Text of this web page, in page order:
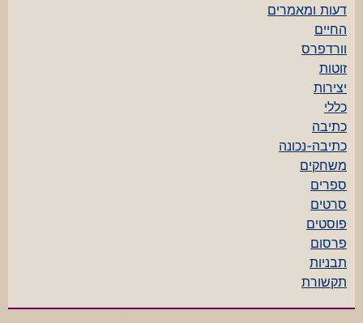
דעות ומאמרים
החיים
וורדפרס
זוטות
יצירות
כללי
כתיבה
כתיבה-נכונה
משחקים
ספרים
סרטים
פוסטים
פרסום
תבניות
תקשורת